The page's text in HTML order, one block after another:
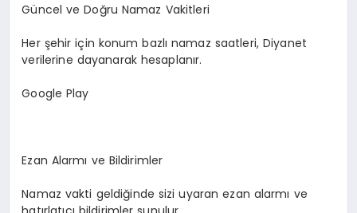
Güncel ve Doğru Namaz Vakitleri
Her şehir için konum bazlı namaz saatleri, Diyanet
verilerine dayanarak hesaplanır.
Google Play
Ezan Alarmı ve Bildirimler
Namaz vakti geldiğinde sizi uyaran ezan alarmı ve